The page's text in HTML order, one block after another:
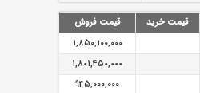
قیمت خرید
قیمت فروش
1,850,100,000
1,801,450,000
945,000,000